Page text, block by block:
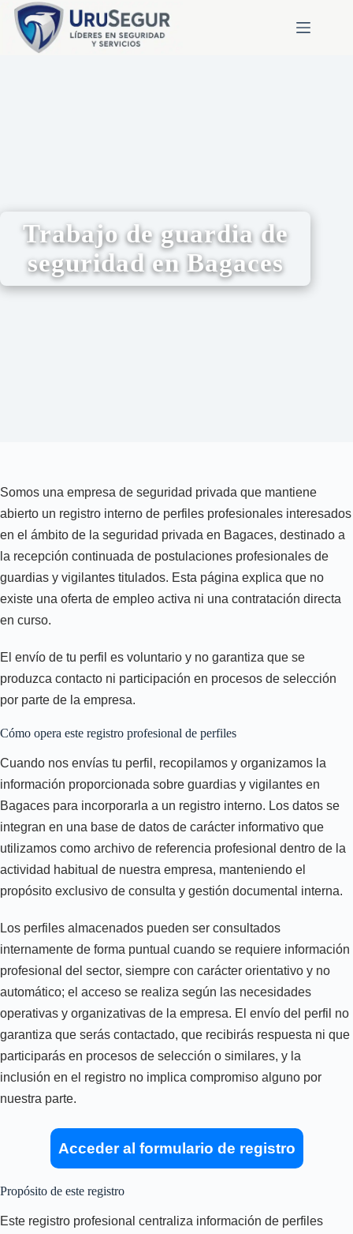
Trabajo de guardia de
seguridad en Bagaces
Somos una empresa de seguridad privada que mantiene
abierto un registro interno de perfiles profesionales interesados
en el ámbito de la seguridad privada en Bagaces, destinado a
la recepción continuada de postulaciones profesionales de
guardias y vigilantes titulados. Esta página explica que no
existe una oferta de empleo activa ni una contratación directa
en curso.
El envío de tu perfil es voluntario y no garantiza que se
produzca contacto ni participación en procesos de selección
por parte de la empresa.
Cómo opera este registro profesional de perfiles
Cuando nos envías tu perfil, recopilamos y organizamos la
información proporcionada sobre guardias y vigilantes en
Bagaces para incorporarla a un registro interno. Los datos se
integran en una base de datos de carácter informativo que
utilizamos como archivo de referencia profesional dentro de la
actividad habitual de nuestra empresa, manteniendo el
propósito exclusivo de consulta y gestión documental interna.
Los perfiles almacenados pueden ser consultados
internamente de forma puntual cuando se requiere información
profesional del sector, siempre con carácter orientativo y no
automático; el acceso se realiza según las necesidades
operativas y organizativas de la empresa. El envío del perfil no
garantiza que serás contactado, que recibirás respuesta ni que
participarás en procesos de selección o similares, y la
inclusión en el registro no implica compromiso alguno por
nuestra parte.
Acceder al formulario de registro
Propósito de este registro
Este registro profesional centraliza información de perfiles